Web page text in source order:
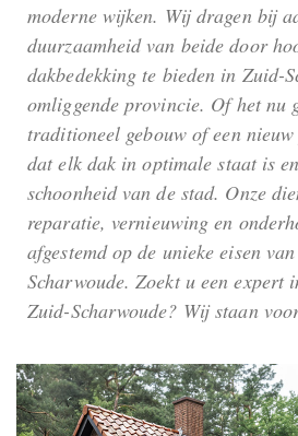
moderne wijken. Wij dragen bij
duurzaamheid van beide door
dakbedekking te bieden in Zuid-
omliggende provincie. Of het nu
traditioneel gebouw of een
dat elk dak in optimale staat is
schoonheid van de stad. Onze
reparatie, vernieuwing en
afgestemd op de unieke eisen
Scharwoude. Zoekt u een expert
Zuid-Scharwoude? Wij staan